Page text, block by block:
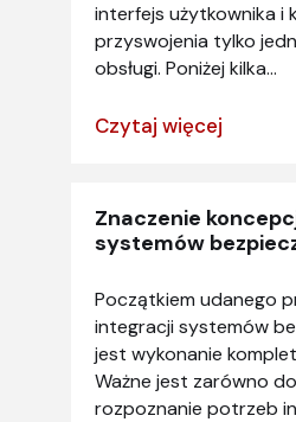
interfejs użytkownika i
przyswojenia tylko
obsługi. Poniżej kilka...
Czytaj więcej
Znaczenie
systemów
Początkiem udanego
integracji systemów
jest wykonanie
Ważne jest zarówno
rozpoznanie potrzeb